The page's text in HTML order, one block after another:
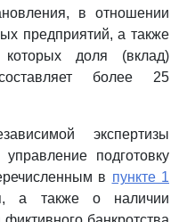
в отношении
предприятий, а также
доля (вклад)
более 25
экспертизы
подготовку
в пункте 1
а также о наличии